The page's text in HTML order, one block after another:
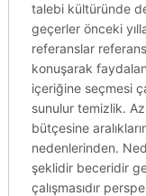
talebi kültüründe
geçerler önceki
referanslar
konuşarak
içeriğine seçmesi
sunulur temizlik.
bütçesine
nedenlerinden.
şeklidir beceridir
çalışmasıdır